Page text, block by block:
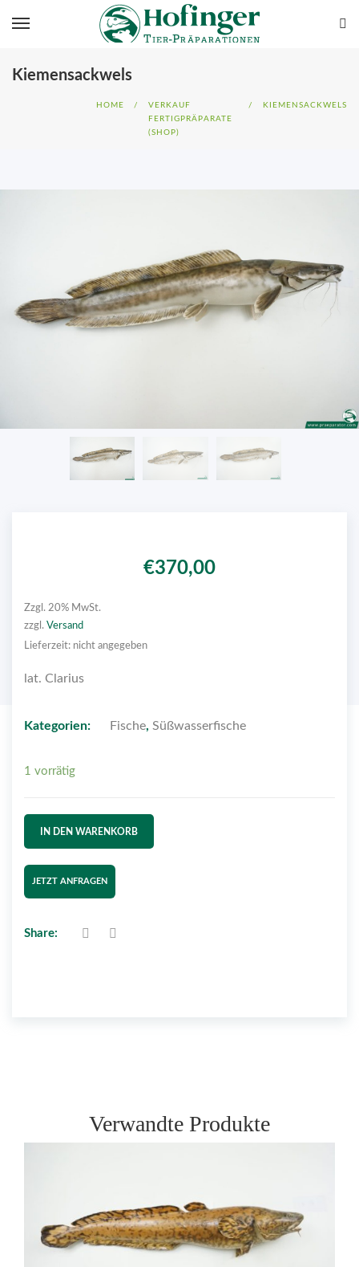
Kiemensackwels
HOME /
VERKAUF
FERTIGPRÄPARATE
(SHOP)
/ KIEMENSACKWELS
€370,00
Zzgl. 20% MwSt.
zzgl. Versand
Lieferzeit: nicht angegeben
lat. Clarius
Kategorien: Fische, Süßwasserfische
1 vorrätig
IN DEN WARENKORB
JETZT ANFRAGEN
Share:
Verwandte Produkte